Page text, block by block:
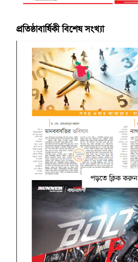
প্রতিষ্ঠাবার্ষিকী বিশেষ সংখ্যা
পড়তে ক্লিক করুন